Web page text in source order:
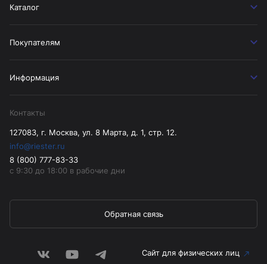
Каталог
Покупателям
Информация
Контакты
127083, г. Москва, ул. 8 Марта, д. 1, стр. 12.
info@riester.ru
8 (800) 777-83-33
с 9:30 до 18:00 в рабочие дни
Обратная связь
Сайт для физических лиц